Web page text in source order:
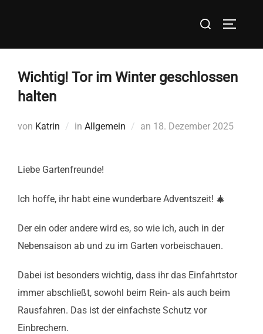
Suchen
Wichtig! Tor im Winter geschlossen
halten
von Katrin in Allgemein an Veröffentlicht
18. Dezember 2025
Liebe Gartenfreunde!
Ich hoffe, ihr habt eine wunderbare Adventszeit! 🎄
Der ein oder andere wird es, so wie ich, auch in der
Nebensaison ab und zu im Garten vorbeischauen.
Dabei ist besonders wichtig, dass ihr das Einfahrtstor
immer abschließt, sowohl beim Rein- als auch beim
Rausfahren. Das ist der einfachste Schutz vor
Einbrechern.